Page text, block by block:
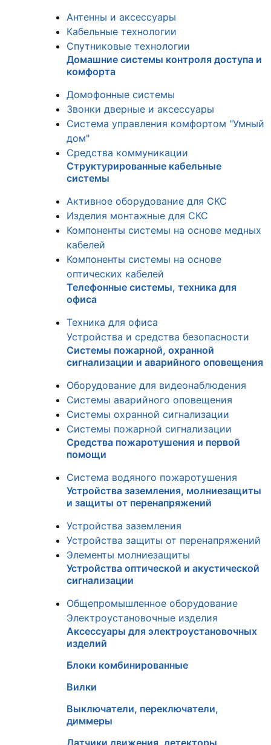
Антенны и аксессуары
Кабельные технологии
Спутниковые технологии
Домашние системы контроля доступа и
комфорта
Домофонные системы
Звонки дверные и аксессуары
Система управления комфортом "Умный
дом"
Средства коммуникации
Структурированные кабельные
системы
Активное оборудование для СКС
Изделия монтажные для СКС
Компоненты системы на основе медных
кабелей
Компоненты системы на основе
оптических кабелей
Телефонные системы, техника для
офиса
Техника для офиса
Устройства и средства безопасности
Системы пожарной, охранной
сигнализации и аварийного оповещения
Оборудование для видеонаблюдения
Системы аварийного оповещения
Системы охранной сигнализации
Системы пожарной сигнализации
Средства пожаротушения и первой
помощи
Система водяного пожаротушения
Устройства заземления, молниезащиты
и защиты от перенапряжений
Устройства заземления
Устройства защиты от перенапряжений
Элементы молниезащиты
Устройства оптической и акустической
сигнализации
Общепромышленное оборудование
Электроустановочные изделия
Аксессуары для электроустановочных
изделий
Блоки комбинированные
Вилки
Выключатели, переключатели,
диммеры
Датчики движения, детекторы